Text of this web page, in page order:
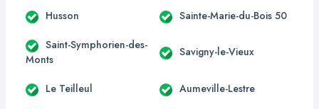
Husson Sainte-Marie-du-Bois 50
Saint-Symphorien-des-
Monts
Savigny-le-Vieux
Le Teilleul Aumeville-Lestre